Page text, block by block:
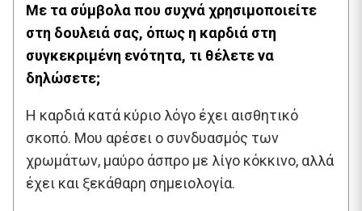
Με τα σύμβολα που συχνά χρησιμοποιείτε
στη δουλειά σας, όπως η καρδιά στη
συγκεκριμένη ενότητα, τι θέλετε να
δηλώσετε;
Η καρδιά κατά κύριο λόγο έχει αισθητικό
σκοπό. Μου αρέσει ο συνδυασμός των
χρωμάτων, μαύρο άσπρο με λίγο κόκκινο, αλλά
έχει και ξεκάθαρη σημειολογία.